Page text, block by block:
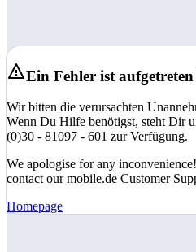
Ein Fehler ist
Wir bitten die verursachten
Wenn Du Hilfe benötigst, steht Dir
(0)30 - 81097 - 601 zur Verfügung.
We apologise for any
contact our mobile.de Customer
Homepage